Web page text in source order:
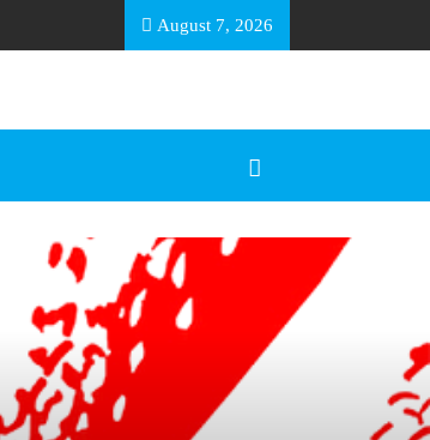
August 7, 2026